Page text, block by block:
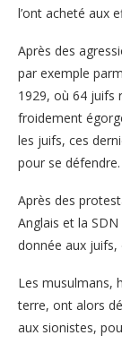
l’ont acheté aux
Après des
par exemple
1929, où 64 juifs
froidement
les juifs, ces
pour se défendre.
Après des
Anglais et la
donnée aux juifs,
Les musulmans,
terre, ont alors
aux sionistes,